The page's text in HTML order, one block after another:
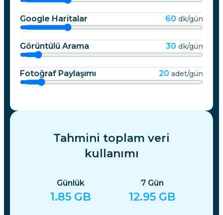
Google Haritalar 60 dk/gün
Görüntülü Arama 30 dk/gün
Fotoğraf Paylaşımı 20 adet/gün
Tahmini toplam veri
kullanımı
Günlük
1.85 GB
7 Gün
12.95 GB